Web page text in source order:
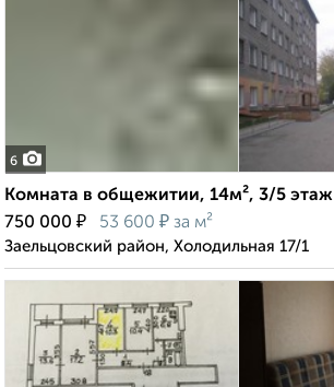
6
Комната в общежитии, 14м², 3/5 этаж
750 000 ₽ 53 600 ₽ за м²
Заельцовский район, Холодильная 17/1